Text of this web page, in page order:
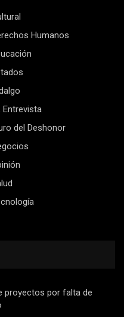
Humanos
Entrevista
del Deshonor
proyectos por falta de